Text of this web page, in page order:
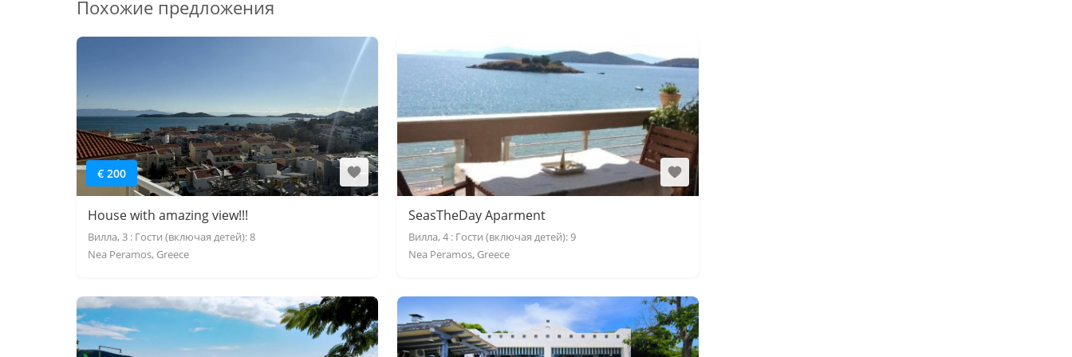
Похожие предложения
€ 200
House with amazing view!!!
Вилла, 3 : Гости (включая детей): 8
Nea Peramos, Greece
SeasTheDay Aparment
Вилла, 4 : Гости (включая детей): 9
Nea Peramos, Greece